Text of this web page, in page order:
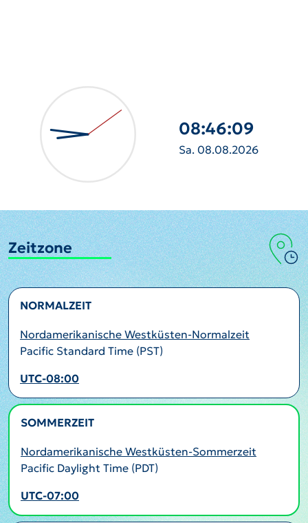
08:46:11
Sa. 08.08.2026
Zeitzone
NORMALZEIT
Nordamerikanische Westküsten-Normalzeit
Pacific Standard Time (PST)
UTC-08:00
SOMMERZEIT
Nordamerikanische Westküsten-Sommerzeit
Pacific Daylight Time (PDT)
UTC-07:00